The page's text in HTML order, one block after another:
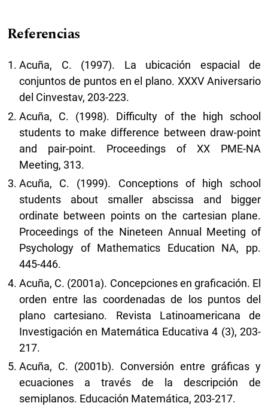
Referencias
Acuña, C. (1997). La ubicación espacial de
conjuntos de puntos en el plano. XXXV Aniversario
del Cinvestav, 203-223.
Acuña, C. (1998). Difficulty of the high school
students to make difference between draw-point
and pair-point. Proceedings of XX PME-NA
Meeting, 313.
Acuña, C. (1999). Conceptions of high school
students about smaller abscissa and bigger
ordinate between points on the cartesian plane.
Proceedings of the Nineteen Annual Meeting of
Psychology of Mathematics Education NA, pp.
445-446.
Acuña, C. (2001a). Concepciones en graficación. El
orden entre las coordenadas de los puntos del
plano cartesiano. Revista Latinoamericana de
Investigación en Matemática Educativa 4 (3), 203-
217.
Acuña, C. (2001b). Conversión entre gráficas y
ecuaciones a través de la descripción de
semiplanos. Educación Matemática, 203-217.